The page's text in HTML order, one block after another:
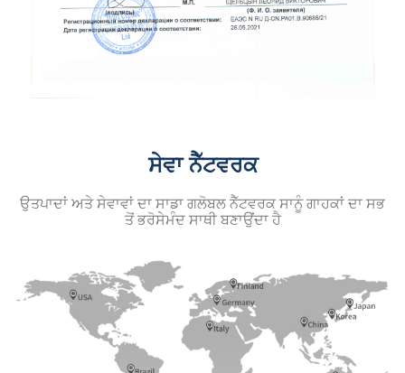
ਸੇਵਾ ਨੈੱਟਵਰਕ
ਉਤਪਾਦਾਂ ਅਤੇ ਸੇਵਾਵਾਂ ਦਾ ਸਾਡਾ ਗਲੋਬਲ ਨੈੱਟਵਰਕ ਸਾਨੂੰ ਗਾਹਕਾਂ ਦਾ ਸਭ
ਤੋਂ ਭਰੋਸੇਮੰਦ ਸਾਥੀ ਬਣਾਉਂਦਾ ਹੈ